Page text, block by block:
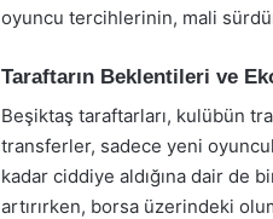
oyuncu tercihlerinin, mali
Taraftarın Beklentileri ve
Beşiktaş taraftarları, kulübün
transferler, sadece yeni
kadar ciddiye aldığına dair de
artırırken, borsa üzerindeki